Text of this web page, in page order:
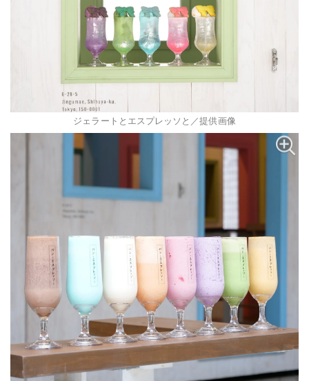
ジェラートとエスプレッソと／提供画像